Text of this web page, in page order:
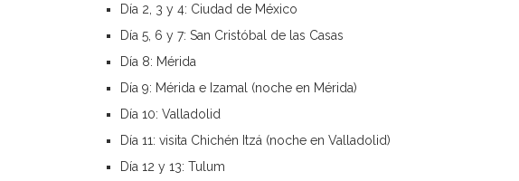
Día 2, 3 y 4: Ciudad de México
Día 5, 6 y 7: San Cristóbal de las Casas
Día 8: Mérida
Día 9: Mérida e Izamal (noche en Mérida)
Día 10: Valladolid
Día 11: visita Chichén Itzá (noche en Valladolid)
Día 12 y 13: Tulum